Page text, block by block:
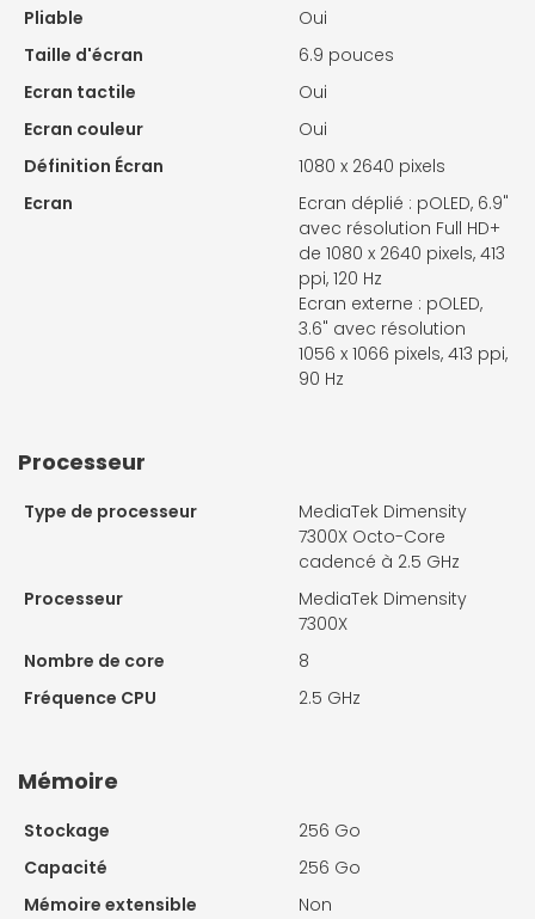
Pliable
Oui
Taille d'écran
6.9 pouces
Ecran tactile
Oui
Ecran couleur
Oui
Définition Écran
1080 x 2640 pixels
Ecran
Ecran déplié : pOLED, 6.9"
avec résolution Full HD+
de 1080 x 2640 pixels, 413
ppi, 120 Hz
Ecran externe : pOLED,
3.6" avec résolution
1056 x 1066 pixels, 413 ppi,
90 Hz
Processeur
Type de processeur
MediaTek Dimensity
7300X Octo-Core
cadencé à 2.5 GHz
Processeur
MediaTek Dimensity
7300X
Nombre de core
8
Fréquence CPU
2.5 GHz
Mémoire
Stockage
256 Go
Capacité
256 Go
Mémoire extensible
Non